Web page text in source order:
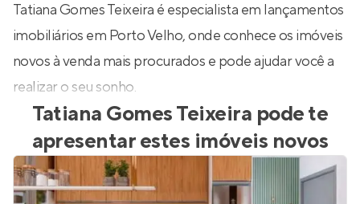
Tatiana Gomes Teixeira é especialista em lançamentos
imobiliários em Porto Velho, onde conhece os imóveis
novos à venda mais procurados e pode ajudar você a
realizar o seu sonho.
Tatiana Gomes Teixeira pode te
apresentar estes imóveis novos